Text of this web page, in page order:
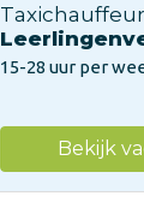
Taxichauffeur
15-28 uur per
Bekijk